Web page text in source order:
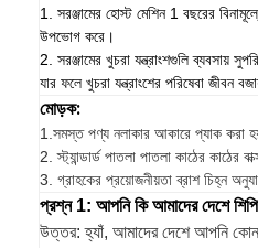
1. সরঞ্জামের হোস্ট মেশিন 1 বছরের
উপভোগ করে।
2. সরঞ্জামের খুচরা যন্ত্রাংশগুলি ব্যবসায়
যার ফলে খুচরা যন্ত্রাংশের পরিষেবা জীবন
মোড়ক:
1.সমস্ত পণ্য নলাকার আকারে প্যাক করা
2. স্ট্যান্ডার্ড পাতলা পাতলা কাঠের কাঠের
3. গ্রাহকের প্রয়োজনীয়তা ব্রাশ চিহ্ন
প্রশ্ন 1: আপনি কি আমাদের দেশে
উত্তর: হ্যাঁ, আমাদের দেশে আপনি কোন